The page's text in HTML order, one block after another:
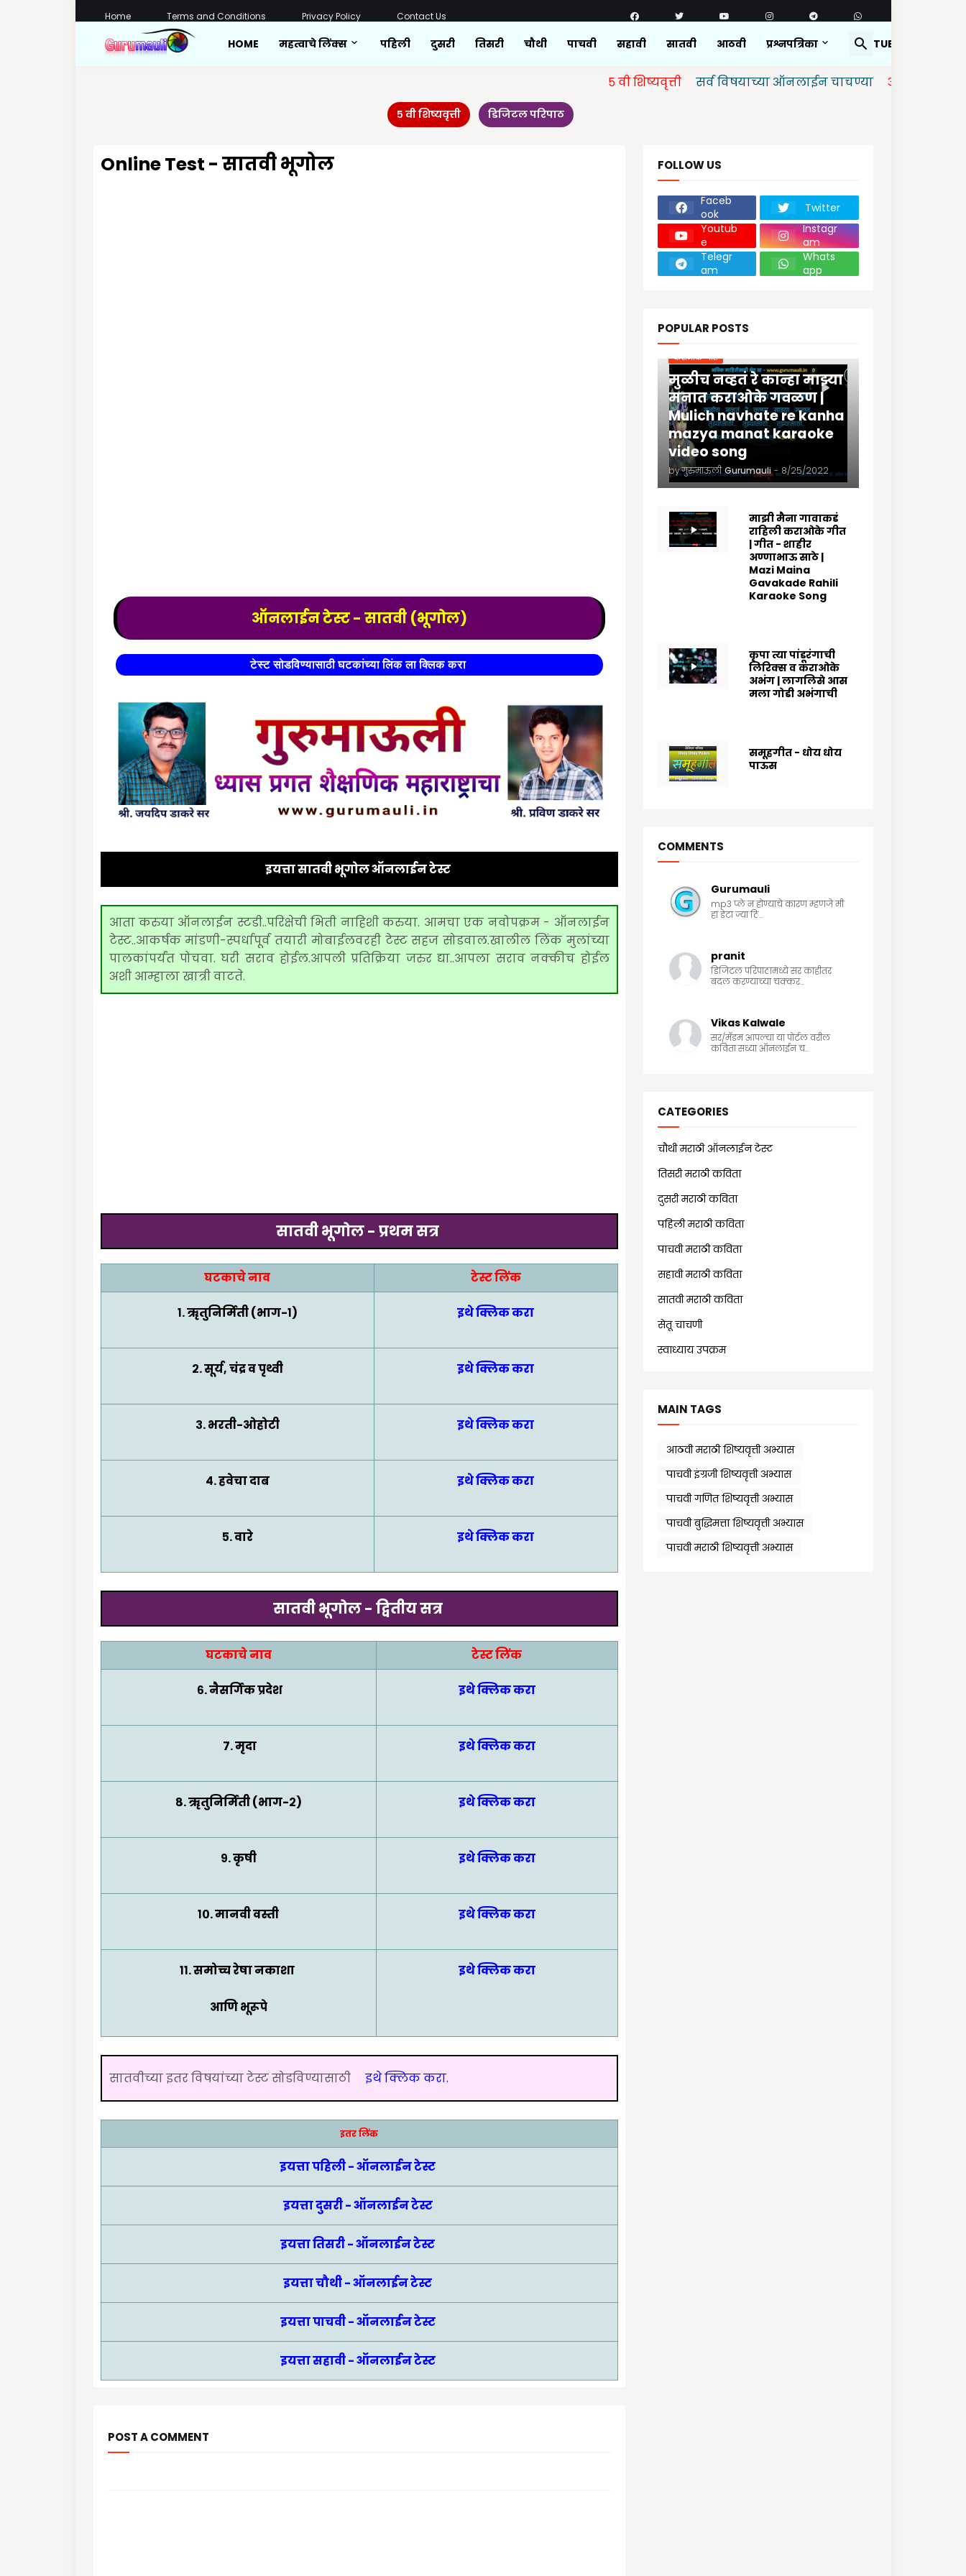
Home Terms and Conditions Privacy Policy Contact Us
HOME महत्वाचे लिंक्स पहिली दुसरी तिसरी चौथी पाचवी सहावी सातवी आठवी प्रश्नपत्रिका YOUTUBE
५ वी शिष्यवृत्ती सर्व विषयाच्या ऑनलाईन चाचण्या अपडेट केलेल्या आहेत.
५ वी शिष्यवृत्ती डिजिटल परिपाठ
Online Test - सातवी भूगोल
ऑनलाईन टेस्ट - सातवी (भूगोल)
टेस्ट सोडविण्यासाठी घटकांच्या लिंक ला क्लिक करा
इयत्ता सातवी भूगोल ऑनलाईन टेस्ट
आता करुया ऑनलाईन स्टडी..परिक्षेची भिती नाहिशी करुया. आमचा एक नवोपक्रम - ऑनलाईन
टेस्ट..आकर्षक मांडणी-स्पर्धापूर्व तयारी मोबाईलवरही टेस्ट सहज सोडवाल.खालील लिंक मुलांच्या
पालकांपर्यंत पोचवा. घरी सराव होईल.आपली प्रतिक्रिया जरुर द्या..आपला सराव नक्कीच होईल
अशी आम्हाला खात्री वाटते.
सातवी भूगोल - प्रथम सत्र
घटकाचे नाव टेस्ट लिंक
१. ॠतुनिर्मिती (भाग-१) इथे क्लिक करा
२.सूर्य, चंद्र व पृथ्वी इथे क्लिक करा
३.भरती-ओहोटी इथे क्लिक करा
४.हवेचा दाब इथे क्लिक करा
५.वारे इथे क्लिक करा
सातवी भूगोल - द्वितीय सत्र
घटकाचे नाव टेस्ट लिंक
६.नैसर्गिक प्रदेश इथे क्लिक करा
७.मृदा इथे क्लिक करा
८.ॠतुनिर्मिती (भाग-२) इथे क्लिक करा
९.कृषी इथे क्लिक करा
१०.मानवी वस्ती इथे क्लिक करा
११.समोच्च रेषा नकाशा
आणि भूरूपे
इथे क्लिक करा
सातवीच्या इतर विषयांच्या टेस्ट सोडविण्यासाठी इथे क्लिक करा.
इतर लिंक
इयत्ता पहिली - ऑनलाईन टेस्ट
इयत्ता दुसरी - ऑनलाईन टेस्ट
इयत्ता तिसरी - ऑनलाईन टेस्ट
इयत्ता चौथी - ऑनलाईन टेस्ट
इयत्ता पाचवी - ऑनलाईन टेस्ट
इयत्ता सहावी - ऑनलाईन टेस्ट
POST A COMMENT
FOLLOW US
Faceb
ook
Twitter
Youtub
e
Instagr
am
Telegr
am
Whats
app
POPULAR POSTS
कराओके गीते
मुळीच नव्हतं रे कान्हा माझ्या
मनात कराओके गवळण |
Mulich navhate re kanha
mazya manat karaoke
video song
by गुरुमाऊली Gurumauli - 8/25/2022
माझी मैना गावाकडं
राहिली कराओके गीत
| गीत - शाहीर
अण्णाभाऊ साठे |
Mazi Maina
Gavakade Rahili
Karaoke Song
कृपा त्या पांडूरंगाची
लिरिक्स व कराओके
अभंग | लागलिसे आस
मला गोडी अभंगाची
समूहगीत - धोय धोय
पाऊस
COMMENTS
Gurumauli
mp3 प्ले न होण्याचे कारण म्हणजे मी
हा डेटा ज्या ठि...
pranit
डिजिटल परिपाठामध्ये सर काहीतर
बदल करण्याच्या चक्कर...
Vikas Kalwale
सर/मॅडम आपल्या या पोर्टल वरील
कविता सध्या ऑनलाईन च...
CATEGORIES
चौथी मराठी ऑनलाईन टेस्ट
तिसरी मराठी कविता
दुसरी मराठी कविता
पहिली मराठी कविता
पाचवी मराठी कविता
सहावी मराठी कविता
सातवी मराठी कविता
सेतू चाचणी
स्वाध्याय उपक्रम
MAIN TAGS
आठवी मराठी शिष्यवृत्ती अभ्यास
पाचवी इंग्रजी शिष्यवृत्ती अभ्यास
पाचवी गणित शिष्यवृत्ती अभ्यास
पाचवी बुद्धिमत्ता शिष्यवृत्ती अभ्यास
पाचवी मराठी शिष्यवृत्ती अभ्यास